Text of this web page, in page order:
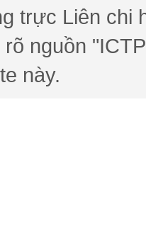
trực Liên chi
nguồn
này.